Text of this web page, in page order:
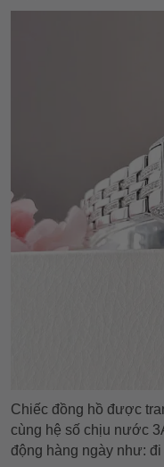
Chiếc đồng hồ được
cùng hệ số chịu nước
động hàng ngày như: